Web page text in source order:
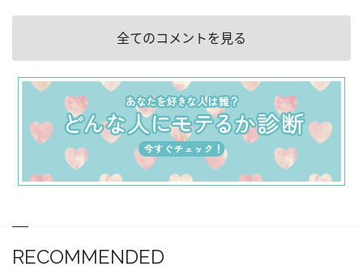
全てのコメントを見る
RECOMMENDED